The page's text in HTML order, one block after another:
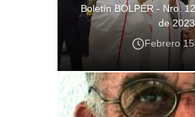
Boletín BOLPER - Nro.
de 2023
Febrero